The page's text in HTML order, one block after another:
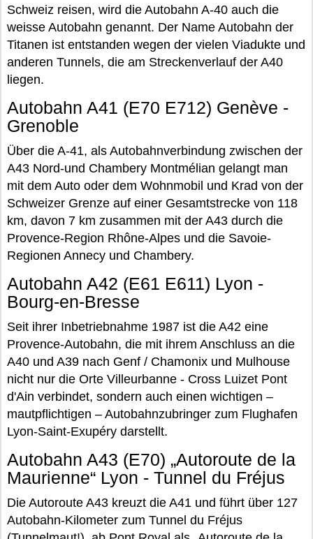
Schweiz reisen, wird die Autobahn A-40 auch die
weisse Autobahn genannt. Der Name Autobahn der
Titanen ist entstanden wegen der vielen Viadukte und
anderen Tunnels, die am Streckenverlauf der A40
liegen.
Autobahn A41 (E70 E712) Genève -
Grenoble
Über die A-41, als Autobahnverbindung zwischen der
A43 Nord-und Chambery Montmélian gelangt man
mit dem Auto oder dem Wohnmobil und Krad von der
Schweizer Grenze auf einer Gesamtstrecke von 118
km, davon 7 km zusammen mit der A43 durch die
Provence-Region Rhône-Alpes und die Savoie-
Regionen Annecy und Chambery.
Autobahn A42 (E61 E611) Lyon -
Bourg-en-Bresse
Seit ihrer Inbetriebnahme 1987 ist die A42 eine
Provence-Autobahn, die mit ihrem Anschluss an die
A40 und A39 nach Genf / Chamonix und Mulhouse
nicht nur die Orte Villeurbanne - Cross Luizet Pont
d'Ain verbindet, sondern auch einen wichtigen –
mautpflichtigen – Autobahnzubringer zum Flughafen
Lyon-Saint-Exupéry darstellt.
Autobahn A43 (E70) „Autoroute de la
Maurienne“ Lyon - Tunnel du Fréjus
Die Autoroute A43 kreuzt die A41 und führt über 127
Autobahn-Kilometer zum Tunnel du Fréjus